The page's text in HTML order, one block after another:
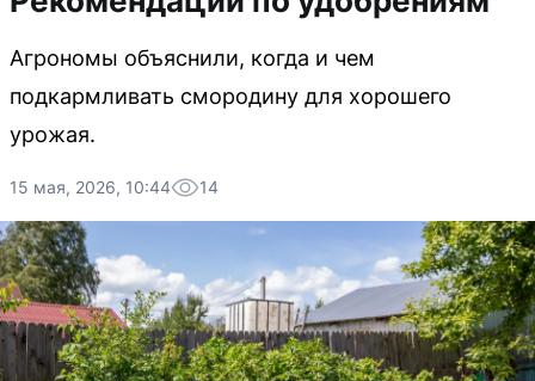
Агрономы объяснили, когда и чем
подкармливать смородину для хорошего
урожая.
15 мая, 2026, 10:44 14